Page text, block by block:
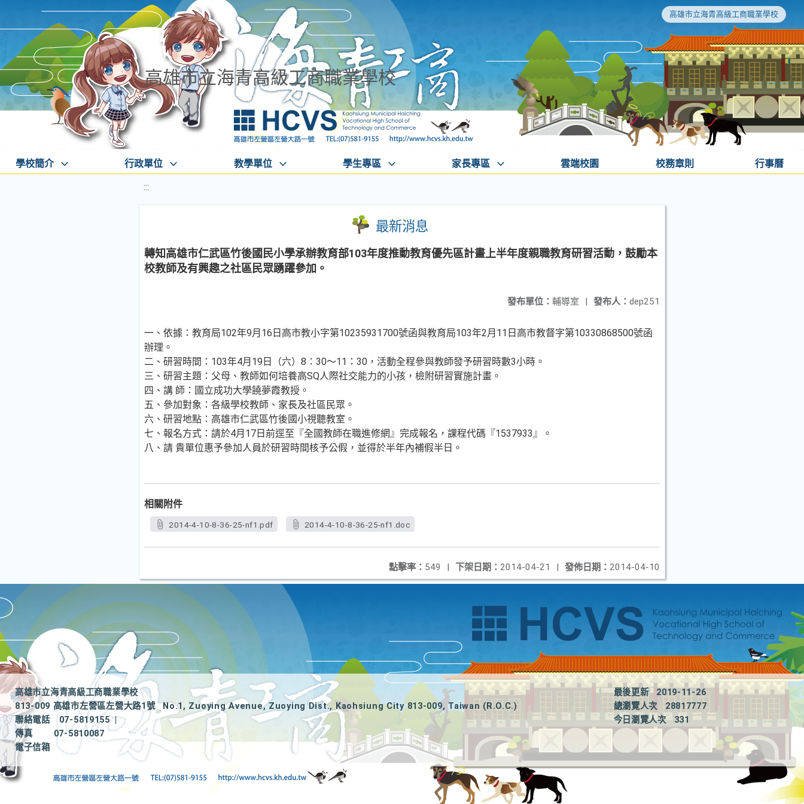
高雄市立海青高級工商職業學校
高雄市立海青高級工商職業學校
學校簡介 行政單位 教學單位 學生專區 家長專區 雲端校園 校務章則 行事曆
:::
最新消息
轉知高雄市仁武區竹後國民小學承辦教育部103年度推動教育優先區計畫上半年度親職教育研習活動，鼓勵本
校教師及有興趣之社區民眾踴躍參加。
發布人： dep251
發布單位： 輔導室 |
一、依據：教育局102年9月16日高市教小字第10235931700號函與教育局103年2月11日高市教督字第10330868500號函
辦理。
二、研習時間：103年4月19日（六）8：30～11：30，活動全程參與教師發予研習時數3小時。
三、研習主題：父母、教師如何培養高SQ人際社交能力的小孩，檢附研習實施計畫。
四、講 師：國立成功大學饒夢霞教授。
五、參加對象：各級學校教師、家長及社區民眾。
六、研習地點：高雄市仁武區竹後國小視聽教室。
七、報名方式：請於4月17日前逕至『全國教師在職進修網』完成報名，課程代碼『1537933』。
八、請 貴單位惠予參加人員於研習時間核予公假，並得於半年內補假半日。
相關附件
2014-4-10-8-36-25-nf1.pdf 2014-4-10-8-36-25-nf1.doc
發佈日期： 2014-04-10
下架日期： 2014-04-21 |
點擊率： 549 |
高雄市立海青高級工商職業學校
813-009 高雄市左營區左營大路1號
No.1, Zuoying Avenue, Zuoying Dist., Kaohsiung City 813-009, Taiwan (R.O.C.)
聯絡電話
07-5819155
|
傳真
07-5810087
電子信箱
最後更新
2019-11-26
總瀏覽人次
28817777
今日瀏覽人次
331